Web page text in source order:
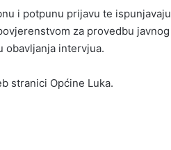
i potpunu prijavu te ispunjavaju
za provedbu javnog
obavljanja intervjua.
stranici Općine Luka.